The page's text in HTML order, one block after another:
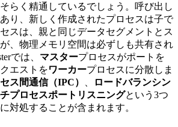
らく精通しているでしょう。呼び出し
り、新しく作成されたプロセスは子で
スは、親と同じデータセグメントとス
、物理メモリ空間は必ずしも共有され
では、 マスタープロセスがポートを
エストをワーカープロセスに分散しま
ス間通信（IPC）
ロードバランシン
プロセスポートリスニングという3つ
対処することが含まれます。